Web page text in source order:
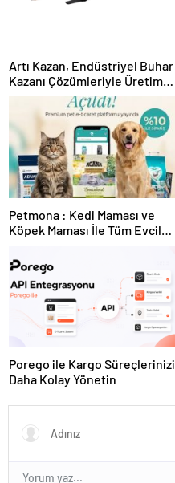
Artı Kazan, Endüstriyel Buhar
Kazanı Çözümleriyle Üretim
Tesislerine Verimli Sistemler
Sunuyor
Petmona : Kedi Maması ve
Köpek Maması İle Tüm Evcil
Porego ile Kargo Süreçlerinizi
Daha Kolay Yönetin